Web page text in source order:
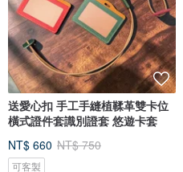
送愛心扣 手工手縫植鞣革雙卡位
橫式證件套識別證套 悠遊卡套
NT$ 660 NT$ 750
可客製